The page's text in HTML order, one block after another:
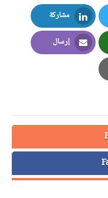
مشاركة
LinkedIn
إرسال
Email